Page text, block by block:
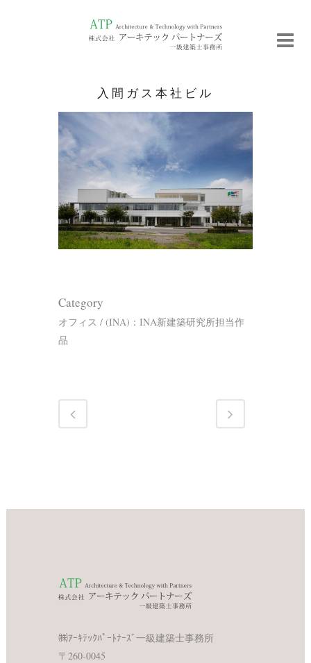
入間ガス本社ビル
Category
オフィス / (INA)：INA新建築研究所担当作
品
㈱ｱｰｷﾃｯｸﾊﾟｰﾄﾅｰｽﾞ一級建築士事務所
〒260-0045